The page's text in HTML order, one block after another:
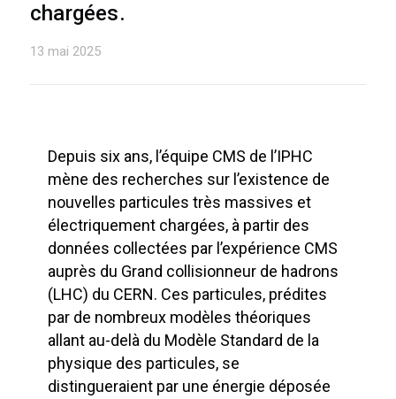
chargées.
13 mai 2025
Depuis six ans, l’équipe CMS de l’IPHC
mène des recherches sur l’existence de
nouvelles particules très massives et
électriquement chargées, à partir des
données collectées par l’expérience CMS
auprès du Grand collisionneur de hadrons
(LHC) du CERN. Ces particules, prédites
par de nombreux modèles théoriques
allant au-delà du Modèle Standard de la
physique des particules, se
distingueraient par une énergie déposée